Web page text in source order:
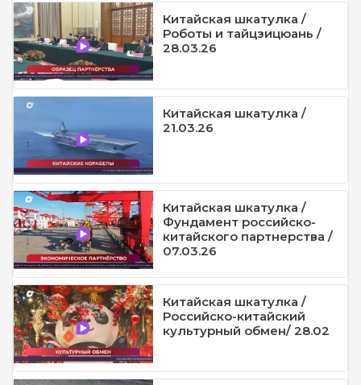
Китайская шкатулка /
Роботы и тайцзицюань /
28.03.26
Китайская шкатулка /
21.03.26
Китайская шкатулка /
Фундамент российско-
китайского партнерства /
07.03.26
Китайская шкатулка /
Российско-китайский
культурный обмен/ 28.02